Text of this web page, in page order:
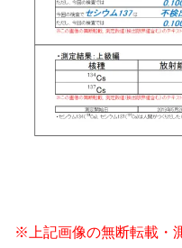
※上記画像の無断転載・